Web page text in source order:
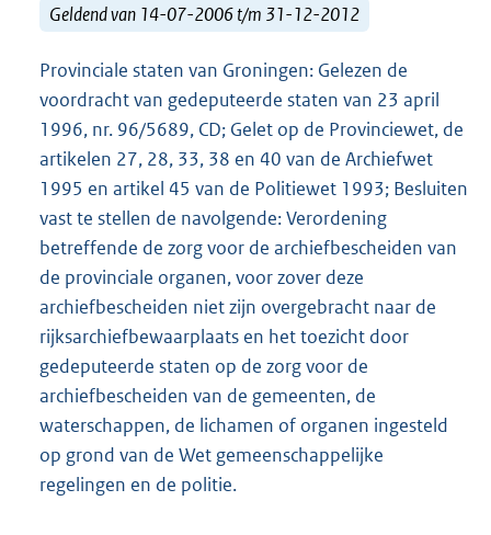
Geldend van 14-07-2006 t/m 31-12-2012
Provinciale staten van Groningen: Gelezen de
voordracht van gedeputeerde staten van 23 april
1996, nr. 96/5689, CD; Gelet op de Provinciewet, de
artikelen 27, 28, 33, 38 en 40 van de Archiefwet
1995 en artikel 45 van de Politiewet 1993; Besluiten
vast te stellen de navolgende: Verordening
betreffende de zorg voor de archiefbescheiden van
de provinciale organen, voor zover deze
archiefbescheiden niet zijn overgebracht naar de
rijksarchiefbewaarplaats en het toezicht door
gedeputeerde staten op de zorg voor de
archiefbescheiden van de gemeenten, de
waterschappen, de lichamen of organen ingesteld
op grond van de Wet gemeenschappelijke
regelingen en de politie.